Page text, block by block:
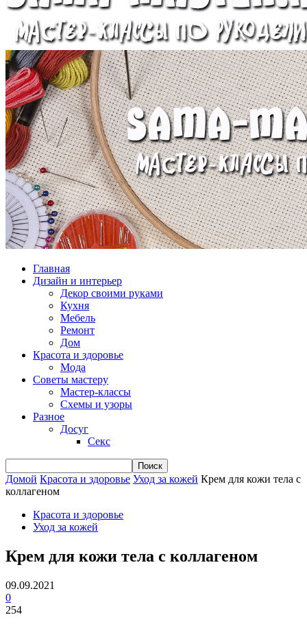
Главная
Дизайн и интерьер
Декор своими руками
Кухня
Мебель
Ремонт
Дом
Красота и здоровье
Мода
Советы мастеру
Мастер-классы
Схемы и узоры
Разное
Досуг
Секс
Домой Красота и здоровье Уход за кожей Крем для кожи тела с
коллагеном
Красота и здоровье
Уход за кожей
Крем для кожи тела с коллагеном
09.09.2021
0
254